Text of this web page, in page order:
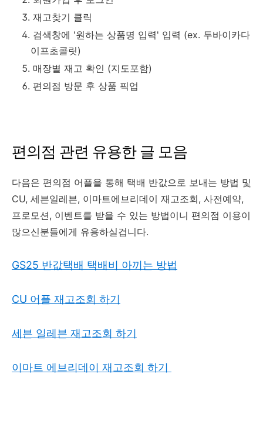
재고찾기 클릭
검색창에 '원하는 상품명 입력' 입력 (ex. 두바이카다
이프초콜릿)
매장별 재고 확인 (지도포함)
편의점 방문 후 상품 픽업
편의점 관련 유용한 글 모음
다음은 편의점 어플을 통해 택배 반값으로 보내는 방법 및
CU, 세븐일레븐, 이마트에브리데이 재고조회, 사전예약,
프로모션, 이벤트를 받을 수 있는 방법이니 편의점 이용이
많으신분들에게 유용하실겁니다.
GS25 반값택배 택배비 아끼는 방법
CU 어플 재고조회 하기
세븐 일레븐 재고조회 하기
이마트 에브리데이 재고조회 하기